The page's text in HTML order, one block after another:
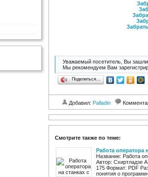
Уважаемый посетитель, Вы зашли
Мы рекомендуем Вам
Поделиться…
Добавил: Palladin
Смотрите также по теме:
Работа оператора
Название: Работа
Автор: Схиртладзе
175 Формат: PDF
понятия о